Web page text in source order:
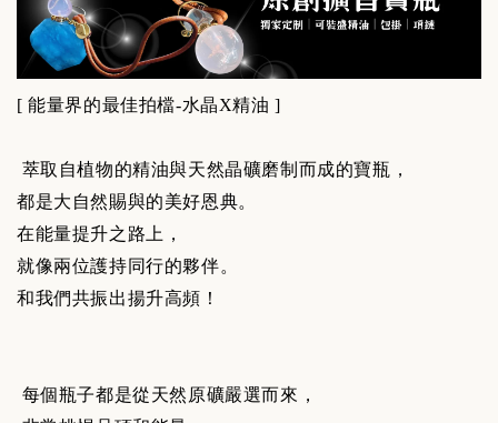
[能量界的最佳拍檔-水晶X精油 ]
萃取自植物的精油與天然晶礦磨制而成的寶瓶，
都是大自然賜與的美好恩典。
在能量提升之路上，
就像兩位護持同行的夥伴。
和我們共振出揚升高頻！
每個瓶子都是從天然原礦嚴選而來，